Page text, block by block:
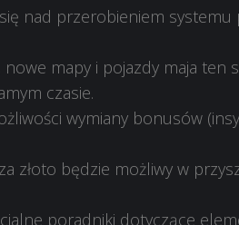
nad przerobieniem
mapy i pojazdy maja ten
czasie.
wymiany bonusów
złoto będzie możliwy w
poradniki dotyczące